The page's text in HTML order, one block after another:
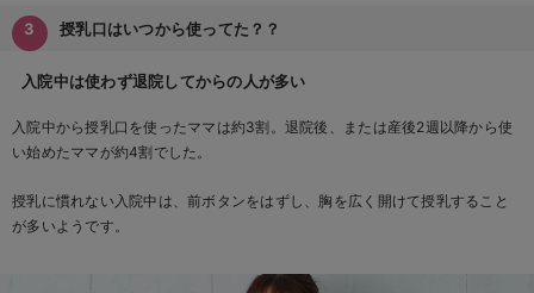
授乳口はいつから使ってた？？
入院中は使わず退院してからの人が多い
入院中から授乳口を使ったママは約3割。退院後、または産後2週以降から使
い始めたママが約4割でした。
授乳に慣れない入院中は、前ボタンをはずし、胸を広く開けて授乳すること
が多いようです。